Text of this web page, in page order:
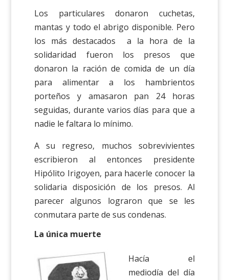
Los particulares donaron cuchetas,
mantas y todo el abrigo disponible. Pero
los más destacados a la hora de la
solidaridad fueron los presos que
donaron la ración de comida de un día
para alimentar a los hambrientos
porteños y amasaron pan 24 horas
seguidas, durante varios días para que a
nadie le faltara lo mínimo.
A su regreso, muchos sobrevivientes
escribieron al entonces presidente
Hipólito Irigoyen, para hacerle conocer la
solidaria disposición de los presos. Al
parecer algunos lograron que se les
conmutara parte de sus condenas.
La única muerte
Hacía el
mediodía del día